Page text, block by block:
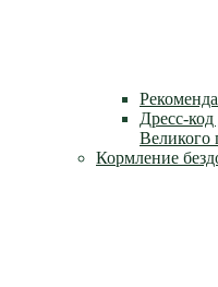
Дресс-
Великого
Кормление